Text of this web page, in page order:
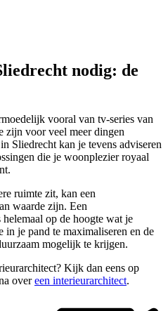
nodig: de
vooral van tv-series van
zijn voor veel meer dingen
Sliedrecht kan je tevens adviseren
die je woonplezier royaal
ruimte zit, kan een
waarde zijn. Een
op de hoogte wat je
in je pand te maximaliseren en de
mogelijk te krijgen.
Kijk dan eens op
overeen interieurarchitect.